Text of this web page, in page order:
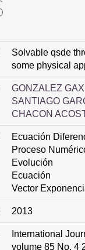
Solvable qsde
some physical
GONZALEZ
SANTIAGO
CHACON
Ecuación
Proceso
Evolución
Ecuación
Vector
2013
International
volume 85 No. 4